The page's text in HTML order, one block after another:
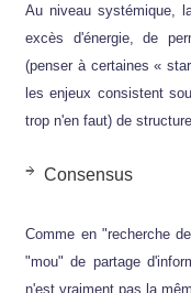
Au niveau systémique,
excès d'énergie, de
(penser à certaines «
les enjeux consistent
trop n'en faut) de
Consensus
Comme en "recherche
"mou" de partage
n'est vraiment pas la